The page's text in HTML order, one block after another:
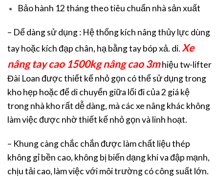
Bảo hành 12 tháng theo tiêu chuẩn nhà sản xuất
– Dể dàng sử dụng : Hệ thống kích nâng thủy lực dùng
tay hoặc kích đạp chân, hạ bằng tay bóp xả. di. Xe
nâng tay cao 1500kg nâng cao 3mhiệu tw-lifter
Đài Loan được thiết kế nhỏ gọn có thể sử dụng trong
kho hẹp hoặc để di chuyển giữa lối đi của 2 giá kệ
trong nhà kho rất dễ dàng, mà các xe nâng khác không
làm việc được nhờ thiết kế nhỏ gọn và linh hoạt.
– Khung càng chắc chắn được làm chất liệu thép
không gỉ bền cao, không bị biến dạng khi va đập mạnh,
chịu tải cao, làm việc với môi trường có công suất lớn.